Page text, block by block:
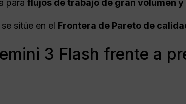
para flujos de trabajo de gran volumen
sitúe en el Frontera de Pareto de
3 Flash frente a